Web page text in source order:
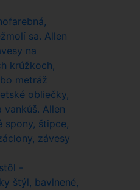
sa. Allen
na
krúžkoch,
metráž
obliečky,
vankúš. Allen
spony, štipce,
závesy
-
štýl, bavlnené,